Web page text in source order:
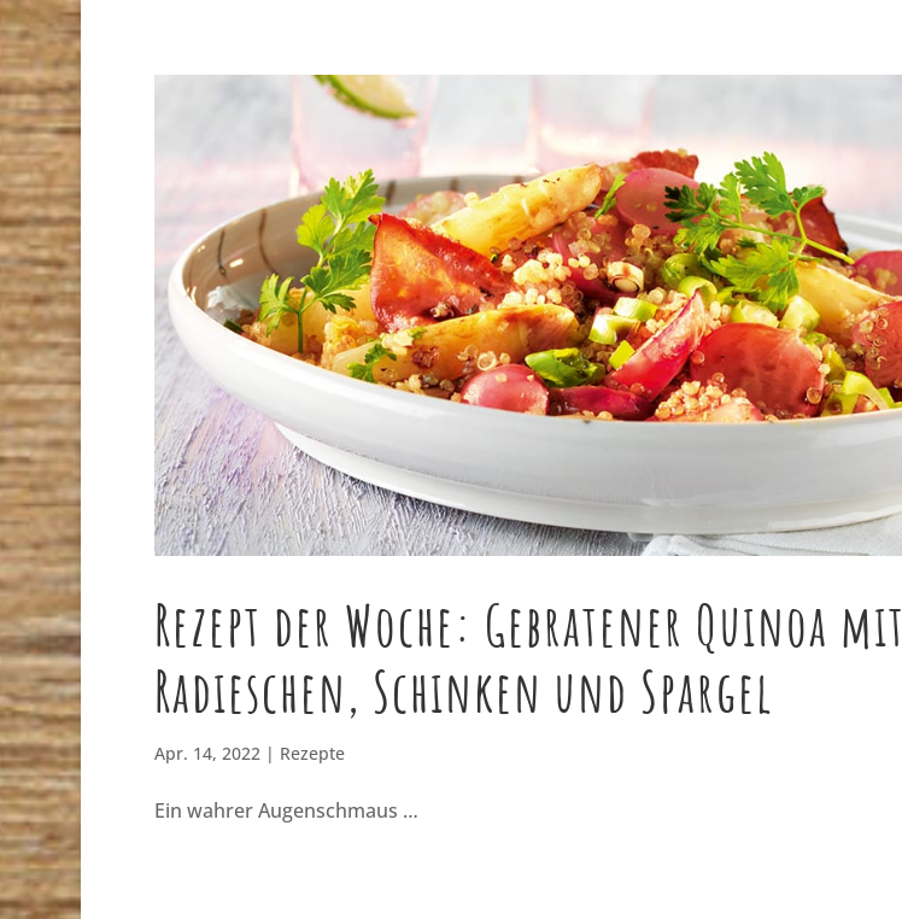
Rezept der Woche: Gebratener Quinoa mit
Radieschen, Schinken und Spargel
Apr. 14, 2022 | Rezepte
Ein wahrer Augenschmaus …